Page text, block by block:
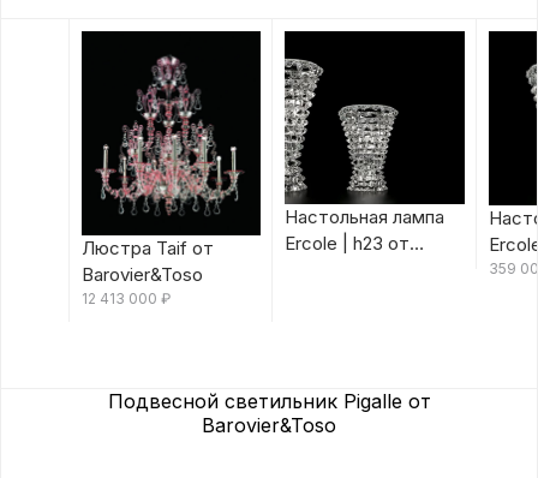
Люстра Taif от
Barovier&Toso
12 413 000 ₽
Настольная лампа
Ercole | h23 от
359
Подвесной светильник Pigalle от
Barovier&Toso